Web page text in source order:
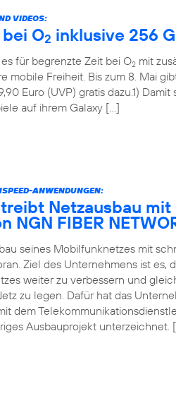
VIDEOS:
O2 inklusive 256
für begrenzte Zeit bei O2 mit
mobile Freiheit. Bis zum 8. Mai
Euro (UVP) gratis dazu.1)
auf ihrem Galaxy […]
ANWENDUNGEN:
Netzausbau mit
FIBER
seines Mobilfunknetzes mit
Ziel des Unternehmens ist es,
weiter zu verbessern und
zu legen. Dafür hat das
dem
Ausbauprojekt unterzeichnet.